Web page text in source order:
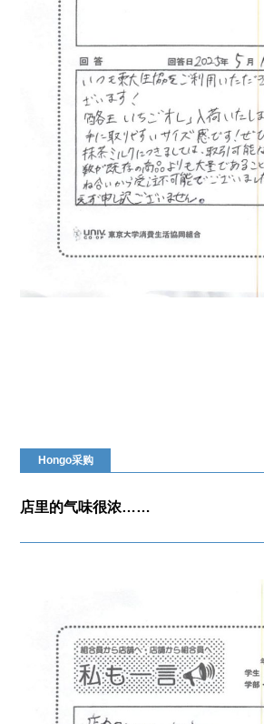
Hongo采购
店里的气味很浓……